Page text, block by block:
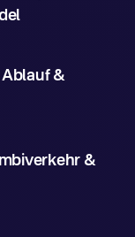
&
&